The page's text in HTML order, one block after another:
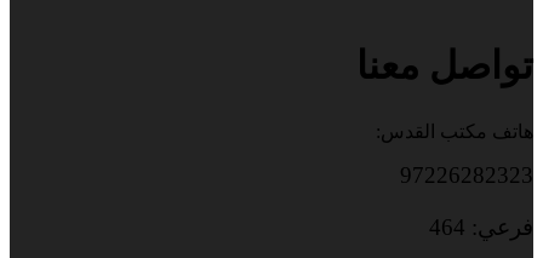
تواصل معنا
هاتف مكتب القدس:
97226282323
فرعي: 464